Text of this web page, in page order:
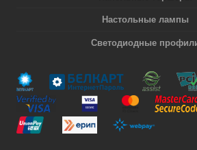
Настольные лампы
Светодиодные